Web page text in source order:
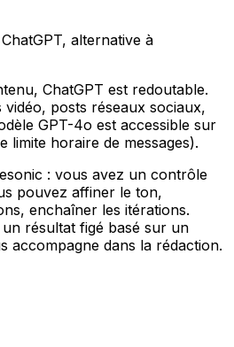
alternative à
ChatGPT est redoutable.
posts réseaux sociaux,
GPT-4o est accessible sur
limite horaire de messages).
: vous avez un contrôle
pouvez affiner le ton,
enchaîner les itérations.
résultat figé basé sur un
accompagne dans la rédaction.